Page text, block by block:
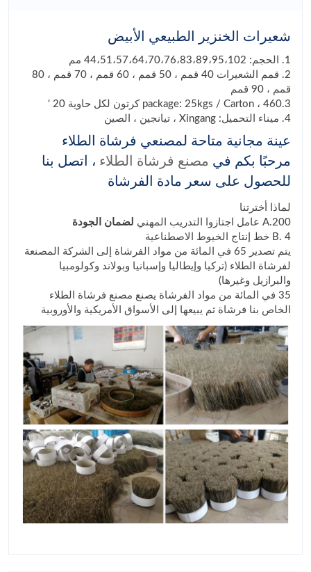
شعيرات الخنزير الطبيعي الأبيض
1. الحجم: 44،51،57،64،70،76،83،89،95،102 مم
2. قمم الشعيرات 40 قمم ، 50 قمم ، 60 قمم ، 70 قمم ، 80
قمم ، 90 قمم
3.package: 25kgs / Carton ، 460 كرتون لكل حاوية 20 '
4. ميناء التحميل: Xingang ، تيانجين ، الصين
عينة مجانية متاحة لمصنعي فرشاة الطلاء
مرحبًا بكم في مصنع فرشاة الطلاء ، اتصل بنا
للحصول على سعر مادة الفرشاة
لماذا أخترتنا
A.200 عامل اجتازوا التدريب المهني
لضمان الجودة
B. 4 خط إنتاج الخيوط الاصطناعية
يتم تصدير 65 في المائة من مواد الفرشاة إلى الشركة المصنعة
لفرشاة الطلاء (تركيا وإيطاليا وإسبانيا وبولاند وكولومبيا
والبرازيل وغيرها)
35 في المائة من مواد الفرشاة يصنع مصنع فرشاة الطلاء
الخاص بنا فرشاة ثم يبيعها إلى الأسواق الأمريكية والأوروبية